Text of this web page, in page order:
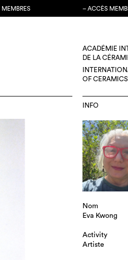
MEMBRES – ACCÈS
ACADÉMIE
DE LA
OF CERAMICS
INFO
Nom
Eva Kwong
Activity
Artiste